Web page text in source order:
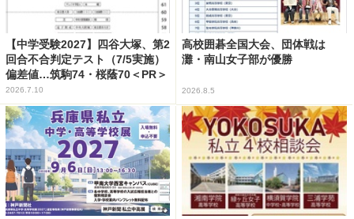
【中学受験2027】四谷大塚、第2
回合不合判定テスト（7/5実施）
偏差値…筑駒74・桜蔭70＜PR＞
2026.7.10
高校囲碁全国大会、団体戦は
灘・南山女子部が優勝
2026.8.5